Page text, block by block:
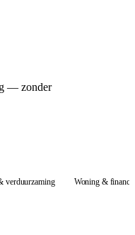
— zonder
verduurzaming Woning &